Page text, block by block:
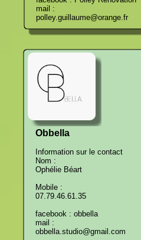
mail :
polley.guillaume@orange.fr
Obbella
Information sur le contact
Nom :
Ophélie Béart
Mobile :
07.79.46.61.35
facebook : obbella
mail :
obbella.studio@gmail.com